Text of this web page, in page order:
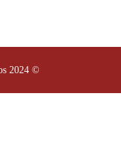
2024 ©